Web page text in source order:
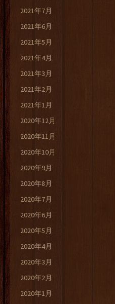
2021年7月
2021年6月
2021年5月
2021年4月
2021年3月
2021年2月
2021年1月
2020年12月
2020年11月
2020年10月
2020年9月
2020年8月
2020年7月
2020年6月
2020年5月
2020年4月
2020年3月
2020年2月
2020年1月